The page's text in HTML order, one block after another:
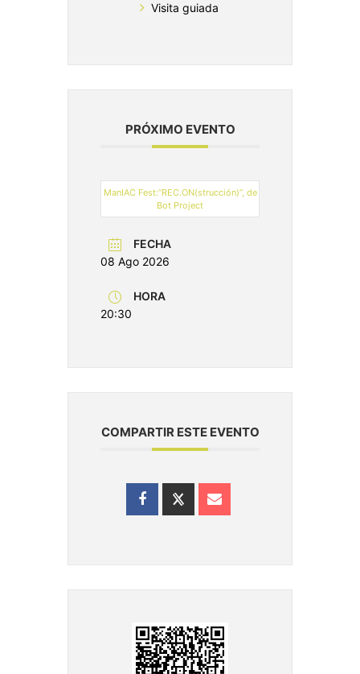
Visita guiada
PRÓXIMO EVENTO
ManIAC Fest:“REC.ON(strucción)”, de
Bot Project
FECHA
08 Ago 2026
HORA
20:30
COMPARTIR ESTE EVENTO